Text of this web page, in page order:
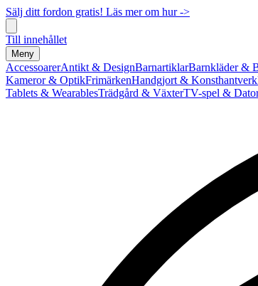
Sälj ditt fordon gratis! Läs mer om hur ->
Till innehållet
Meny
AccessoarerAntikt & DesignBarnartiklarBarnkläder &
Kameror & OptikFrimärkenHandgjort & Konsthantverk
Tablets & WearablesTrädgård & VäxterTV-spel &